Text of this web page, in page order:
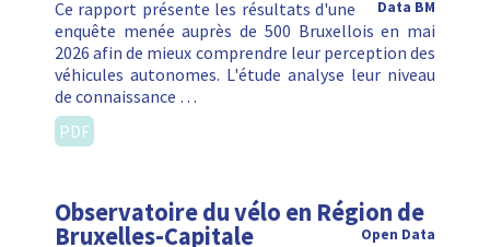
Data BM
Ce rapport présente les résultats d'une
enquête menée auprès de 500 Bruxellois en mai
2026 afin de mieux comprendre leur perception des
véhicules autonomes. L'étude analyse leur niveau
de connaissance …
PDF
Observatoire du vélo en Région de
Bruxelles-Capitale
Open Data